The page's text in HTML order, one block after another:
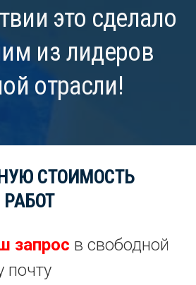
это сделало
из лидеров
отрасли!
СТОИМОСТЬ
запрос в свободной
почту